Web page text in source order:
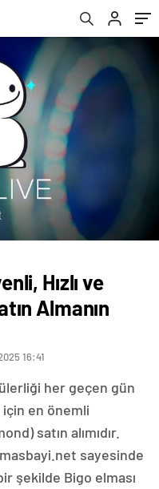
Hızlı ve
Almanın
16:41
her geçen gün
için en önemli
satın alımıdır.
sayesinde
şekilde Bigo elması